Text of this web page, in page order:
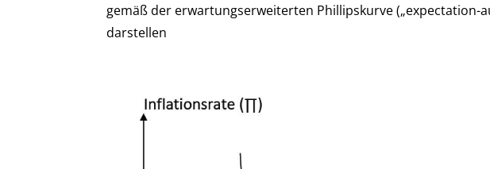
gemäß der erwartungserweiterten Phillipskurve („expectation-
darstellen